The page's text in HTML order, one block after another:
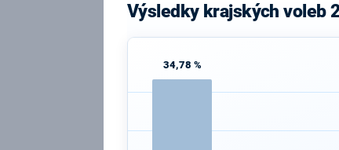
Výsledky krajských voleb
34,78 %